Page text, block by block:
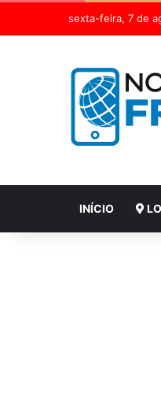
sexta-feira, 7 de
INÍCIO